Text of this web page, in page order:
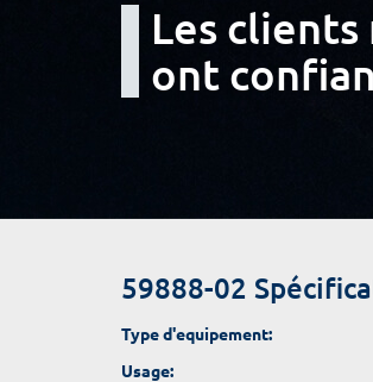
Les
ont
59888-02
Type d'equipement:
Usage: